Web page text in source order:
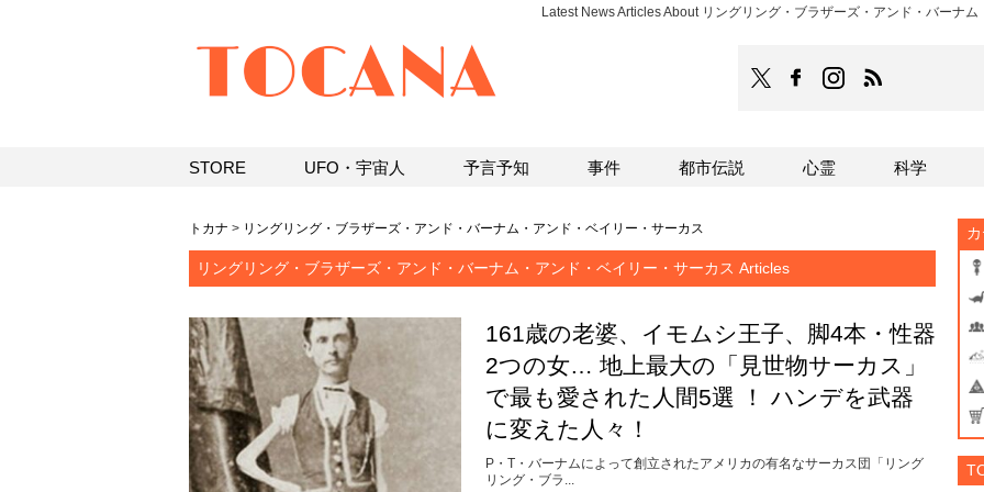
Latest News Articles About リングリング・ブラザーズ・アンド・バーナ
TOCANAのFacebookはこち
TOCANAのinstagram
トカナ > リングリング・ブラザーズ・アンド・バーナム・アンド・ベイリー・サーカス
リングリング・ブラザーズ・アンド・バーナム・アンド・ベイリー・サーカス Articles
161歳の老婆、イモムシ王子、脚4本・性器
2つの女… 地上最大の「見世物サーカス」
で最も愛された人間5選 ！ ハンデを武器
に変えた人々！
P・T・バーナムによって創立されたアメリカの有名なサーカス団「リング
リング・ブラ...
STORE UFO・宇宙人 予言予知 事件 都市伝説 心霊 科学